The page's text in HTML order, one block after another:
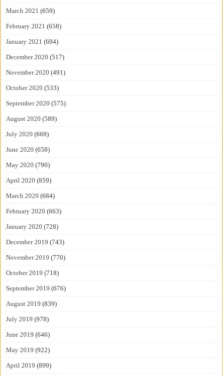
March 2021 (659)
February 2021 (658)
January 2021 (694)
December 2020 (517)
November 2020 (491)
October 2020 (533)
September 2020 (575)
August 2020 (589)
July 2020 (669)
June 2020 (658)
May 2020 (790)
April 2020 (859)
March 2020 (684)
February 2020 (663)
January 2020 (728)
December 2019 (743)
November 2019 (770)
October 2019 (718)
September 2019 (676)
August 2019 (839)
July 2019 (978)
June 2019 (646)
May 2019 (922)
April 2019 (899)